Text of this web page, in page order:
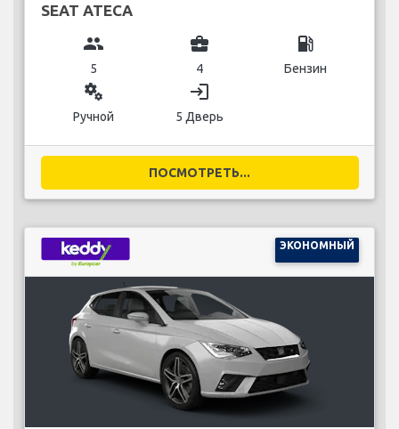
SEAT ATECA
group
5
business_center
4
local_gas_station
Бензин
miscellaneous_services
Ручной
login
5 Дверь
ПОСМОТРЕТЬ...
ЭКОНОМНЫЙ